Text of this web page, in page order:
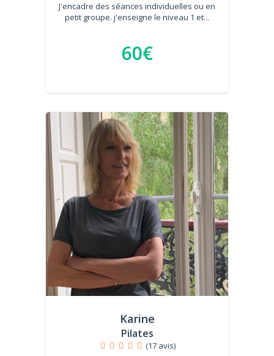
J'encadre des séances individuelles ou en
petit groupe. j'enseigne le niveau 1 et...
60€
Karine
Pilates
(17 avis)